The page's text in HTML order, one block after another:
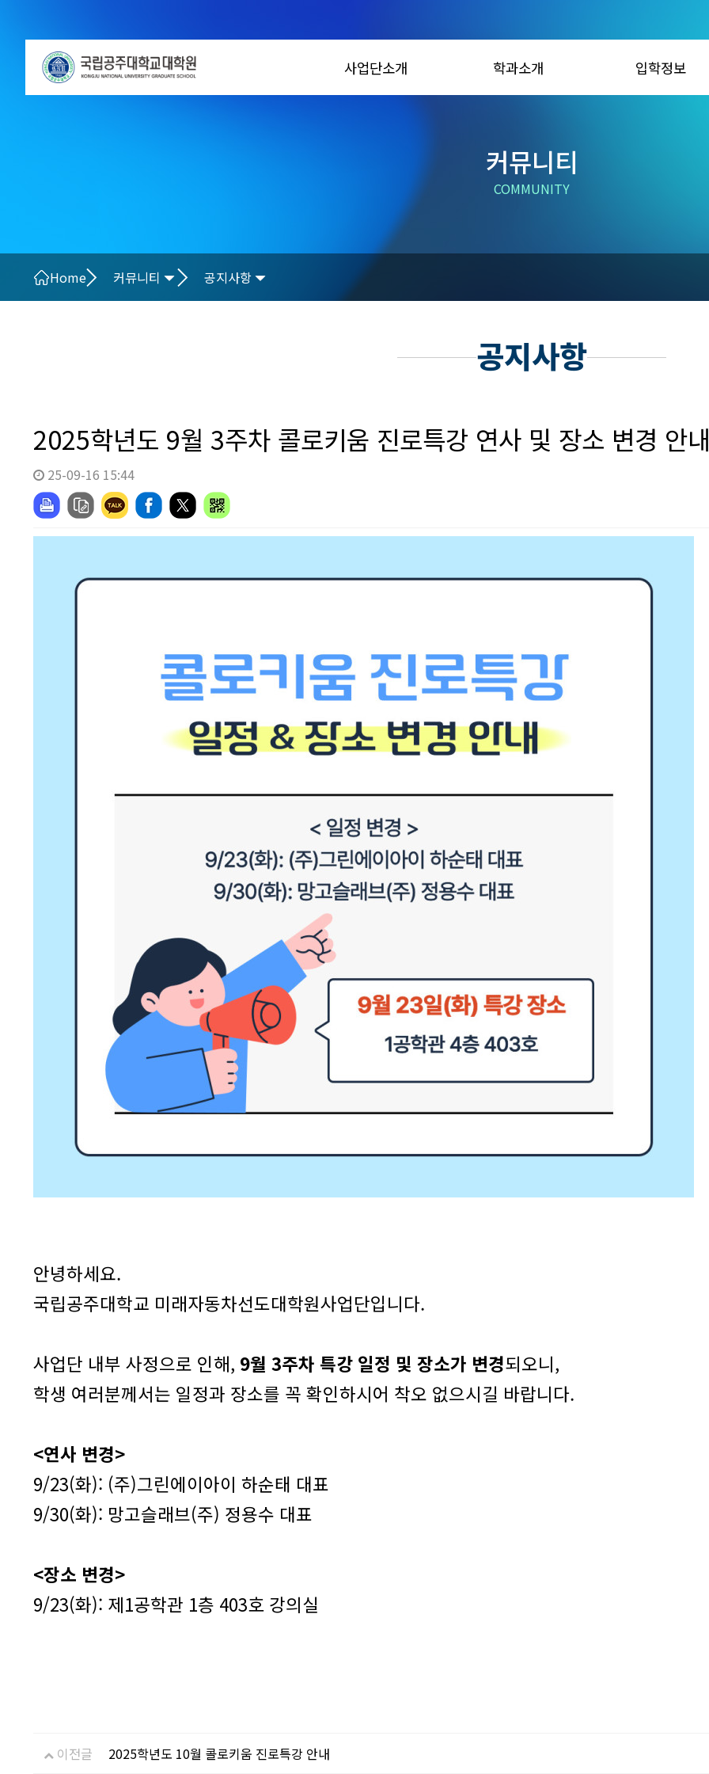
사업단소개 학과소개 입학정보
커뮤니티
COMMUNITY
Home 커뮤니티 공지사항
공지사항
2025학년도 9월 3주차 콜로키움 진로특강 연사 및 장소 변경 안
25-09-16 15:44
안녕하세요.
국립공주대학교 미래자동차선도대학원사업단입니다.
사업단 내부 사정으로 인해, 9월 3주차 특강 일정 및 장소가 변경되오니,
학생 여러분께서는 일정과 장소를 꼭 확인하시어 착오 없으시길 바랍니다.
<연사 변경>
9/23(화): (주)그린에이아이 하순태 대표
9/30(화): 망고슬래브(주) 정용수 대표
<장소 변경>
9/23(화): 제1공학관 1층 403호 강의실
이전글 2025학년도 10월 콜로키움 진로특강 안내